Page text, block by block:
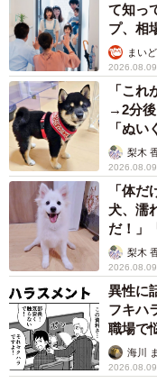
て知っ
プ、相
まい
2026.08.09
「こ
→2分
「ぬい
梨木
2026.08.09
「体
犬、濡
だ！」
梨木
2026.08.09
異性に
フキハ
職場で
海川
2026.08.09